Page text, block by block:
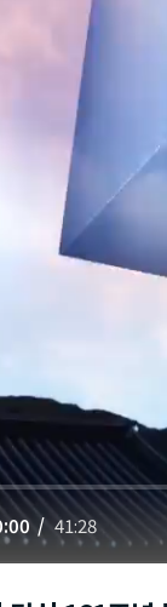
41:28